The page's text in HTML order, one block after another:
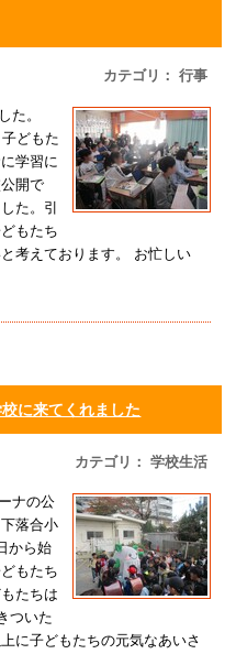
カテゴリ： 行事
た。
どもた
学習に
開で
た。引
もたち
考えております。 お忙しい
に来てくれました
カテゴリ： 学校生活
ナの公
落合小
から始
もたち
たちは
ついた
に子どもたちの元気なあいさ